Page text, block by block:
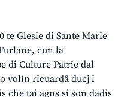
te Glesie di Sante Marie
cun la
di Culture Patrie dal
volìn ricuardâ ducj i
che tai agns si son dadis